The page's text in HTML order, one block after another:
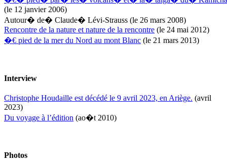
Monchaud Morgan
Mouginet Xavier
Moullec Christian
Muller Victor
Neyret Pierre
Nodet Mariette
Ollivier-Henry Jocelyne
(le 12 janvier 2006)
Autour� de� Claude� Lévi-Strauss (le 26 mars 2008)
Rencontre de la nature et nature de la rencontre (le 24 mai 2012)
�€ pied de la mer du Nord au mont Blanc (le 21 mars 2013)
Interview
Christophe Houdaille est décédé le 9 avril 2023, en Ariège. (avril
2023)
Du voyage à l’édition (ao�t 2010)
Photos